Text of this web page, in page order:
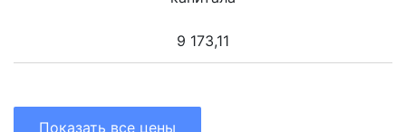
9 173,11
Показать все цены